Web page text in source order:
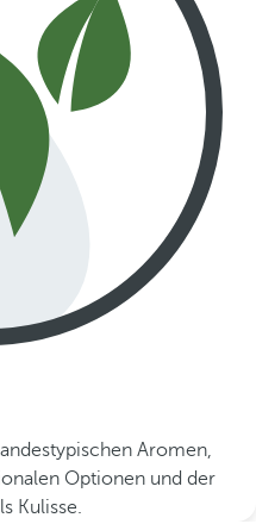
Aromen,
Optionen und der
Kulisse.